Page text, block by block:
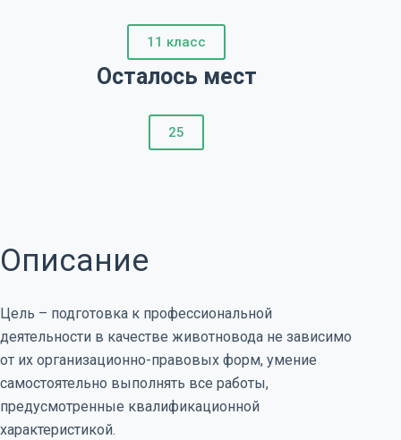
11 класс
Осталось мест
25
Описание
Цель – подготовка к профессиональной
деятельности в качестве животновода не зависимо
от их организационно-правовых форм, умение
самостоятельно выполнять все работы,
предусмотренные квалификационной
характеристикой.